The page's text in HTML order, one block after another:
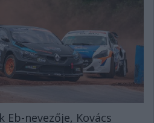
Eb-nevezője, Kovács